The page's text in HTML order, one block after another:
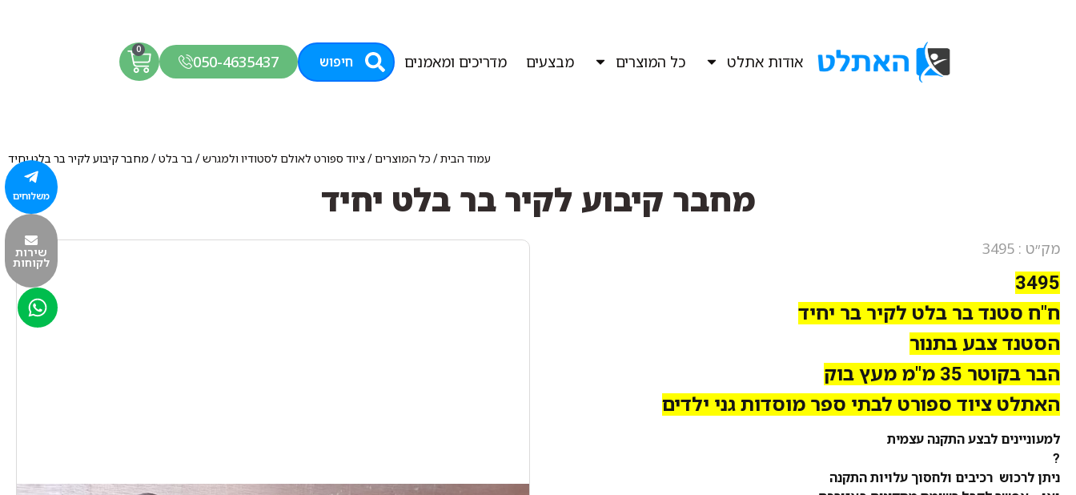
אודות אתלט כל המוצרים מבצעים מדריכים ומאמנים חיפוש 050-4635437
0
עמוד הבית/ כל המוצרים /ציוד ספורט לאולם לסטודיו ולמגרש/ בר בלט/ מחבר קיבוע לקיר בר בלט יחיד
מחבר קיבוע לקיר בר בלט יחיד
מק״ט : 3495
3495
ח"ח סטנד בר בלט לקיר בר יחיד
הסטנד צבע בתנור
הבר בקוטר 35 מ"מ מעץ בוק
האתלט ציוד ספורט לבתי ספר מוסדות גני ילדים
למעוניינים לבצע התקנה עצמית
?
ניתן לרכוש רכיבים ולחסוך עלויות התקנה
משלוחים
שירות
לקוחות